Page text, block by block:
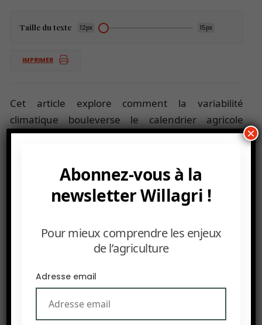
Taille du texte 12px 15px
IMPRIMER
Cet article explore comment la variabilité
climatique bouleverse le calendrier agricole
africain. Les pluies erratiques, les sécheresses
forcent les producteurs à repenser leurs choix de
cultures. On y voit un basculement vers des
cultures résistantes à la sécheresse comme le
exploitants cherchent surtout à réduire leur
exposition au risque climatique. C’est une bonne
paysanne sur le terrain.
Abonnez-vous à la
newsletter Willagri !
Pour mieux comprendre les enjeux
de l’agriculture
Adresse email
×